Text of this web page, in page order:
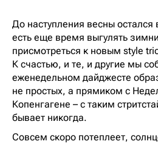
До наступления весны остался
есть еще время выгулять
присмотреться к новым style
К счастью, и те, и другие мы
еженедельном дайджесте
не простых, а прямиком с
Копенгагене – с таким
бывает никогда.
Совсем скоро потеплеет,